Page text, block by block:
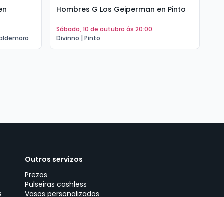
Hombres G Los Geiperman en Pinto
sábado, 10 de outubro ás 20:00
Divinno | Pinto
Outros servizos
Prezos
Pulseiras cashless
Vasos personalizados